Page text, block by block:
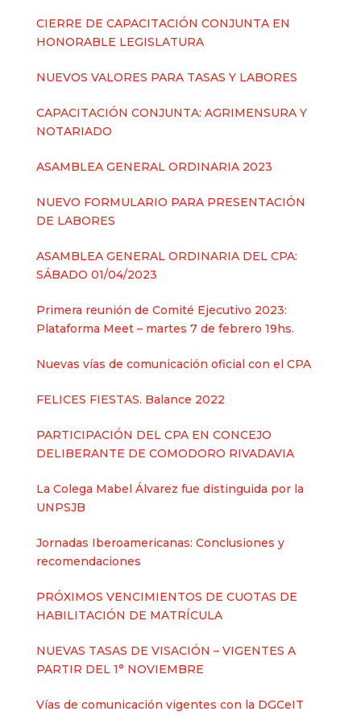
CIERRE DE CAPACITACIÓN CONJUNTA EN
HONORABLE LEGISLATURA
NUEVOS VALORES PARA TASAS Y LABORES
CAPACITACIÓN CONJUNTA: AGRIMENSURA Y
NOTARIADO
ASAMBLEA GENERAL ORDINARIA 2023
NUEVO FORMULARIO PARA PRESENTACIÓN
DE LABORES
ASAMBLEA GENERAL ORDINARIA DEL CPA:
SÁBADO 01/04/2023
Primera reunión de Comité Ejecutivo 2023:
Plataforma Meet – martes 7 de febrero 19hs.
Nuevas vías de comunicación oficial con el CPA
FELICES FIESTAS. Balance 2022
PARTICIPACIÓN DEL CPA EN CONCEJO
DELIBERANTE DE COMODORO RIVADAVIA
La Colega Mabel Álvarez fue distinguida por la
UNPSJB
Jornadas Iberoamericanas: Conclusiones y
recomendaciones
PRÓXIMOS VENCIMIENTOS DE CUOTAS DE
HABILITACIÓN DE MATRÍCULA
NUEVAS TASAS DE VISACIÓN – VIGENTES A
PARTIR DEL 1° NOVIEMBRE
Vías de comunicación vigentes con la DGCeIT